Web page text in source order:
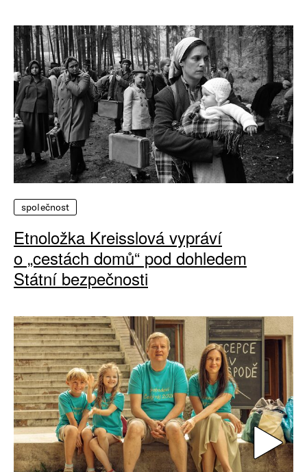
společnost
Etnoložka Kreisslová vypráví
o „cestách domů“ pod dohledem
Státní bezpečnosti